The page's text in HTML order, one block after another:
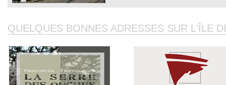
QUELQUES BONNES ADRESSES SUR L'ÎLE